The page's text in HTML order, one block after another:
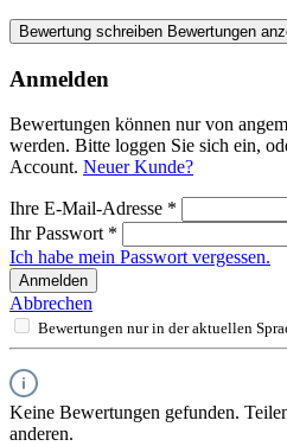
Bewertung schreiben Bewertungen
Anmelden
Bewertungen können nur von
werden. Bitte loggen Sie sich ein,
Account. Neuer Kunde?
Ihre E-Mail-Adresse *
Ihr Passwort *
Ich habe mein Passwort vergessen.
Anmelden
Abbrechen
Bewertungen nur in der aktuellen
Keine Bewertungen gefunden.
anderen.